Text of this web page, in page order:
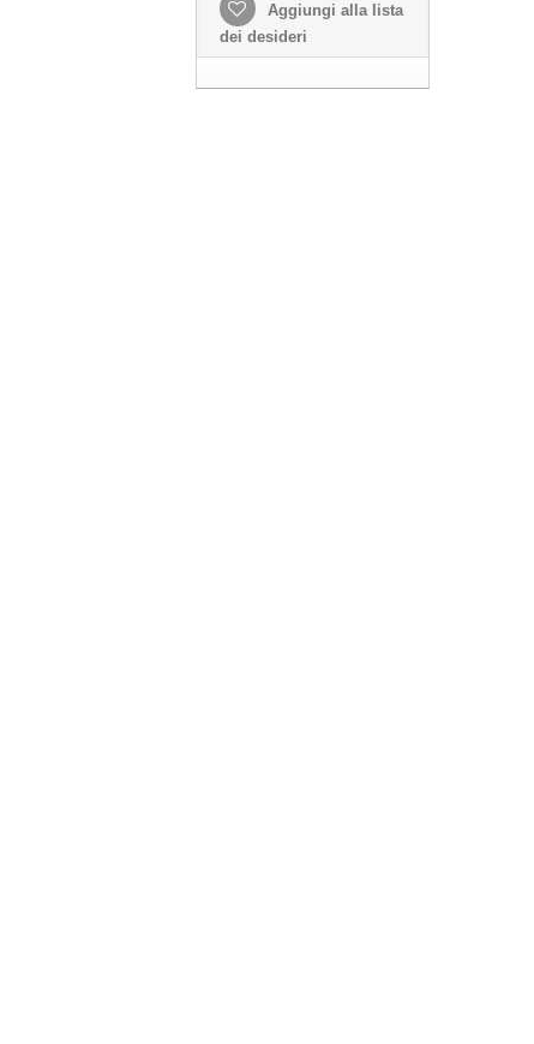
Aggiungi alla lista
dei desideri